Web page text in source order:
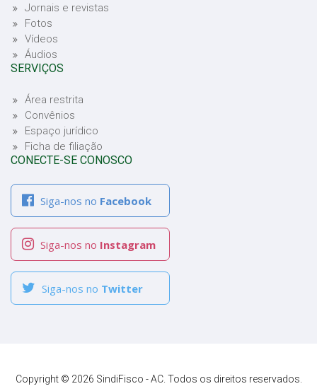
Jornais e revistas
Fotos
Vídeos
Áudios
SERVIÇOS
Área restrita
Convênios
Espaço jurídico
Ficha de filiação
CONECTE-SE CONOSCO
Siga-nos no Facebook
Siga-nos no Instagram
Siga-nos no Twitter
Copyright © 2026 SindiFisco - AC. Todos os direitos reservados.